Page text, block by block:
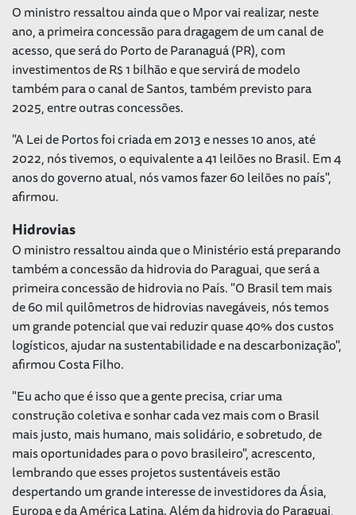
O ministro ressaltou ainda que o Mpor vai realizar, neste
ano, a primeira concessão para dragagem de um canal de
acesso, que será do Porto de Paranaguá (PR), com
investimentos de R$ 1 bilhão e que servirá de modelo
também para o canal de Santos, também previsto para
2025, entre outras concessões.
"A Lei de Portos foi criada em 2013 e nesses 10 anos, até
2022, nós tivemos, o equivalente a 41 leilões no Brasil. Em 4
anos do governo atual, nós vamos fazer 60 leilões no país",
afirmou.
Hidrovias
O ministro ressaltou ainda que o Ministério está preparando
também a concessão da hidrovia do Paraguai, que será a
primeira concessão de hidrovia no País. "O Brasil tem mais
de 60 mil quilômetros de hidrovias navegáveis, nós temos
um grande potencial que vai reduzir quase 40% dos custos
logísticos, ajudar na sustentabilidade e na descarbonização",
afirmou Costa Filho.
"Eu acho que é isso que a gente precisa, criar uma
construção coletiva e sonhar cada vez mais com o Brasil
mais justo, mais humano, mais solidário, e sobretudo, de
mais oportunidades para o povo brasileiro", acrescento,
lembrando que esses projetos sustentáveis estão
despertando um grande interesse de investidores da Ásia,
Europa e da América Latina. Além da hidrovia do Paraguai,